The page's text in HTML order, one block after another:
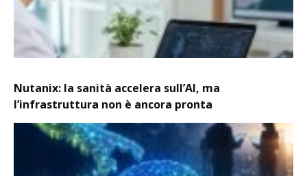
Nutanix: la sanità accelera sull’AI, ma
l’infrastruttura non è ancora pronta